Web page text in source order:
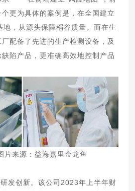
更为具体的案例是，在全国建立
地，从源头保障稻谷质量。而在生
配备了先进的生产检测设备，及
陷产品，更准确高效地控制产品
片来源：益海嘉里金龙鱼
发创新。该公司2023年上半年财